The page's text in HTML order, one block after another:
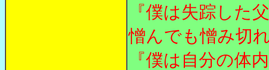
『僕は失踪した
憎んでも憎み切
『僕は自分の体